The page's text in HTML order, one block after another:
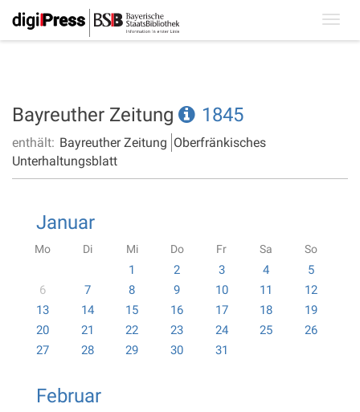
Bayreuther Zeitung 1845
enthält: Bayreuther Zeitung Oberfränkisches
Unterhaltungsblatt
Januar
Mo Di Mi Do Fr Sa So
1 2 3 4
5
6
7 8 9 10 11
12
13
14 15 16 17 18
19
20
21 22 23 24 25
26
27
28 29 30 31
Februar